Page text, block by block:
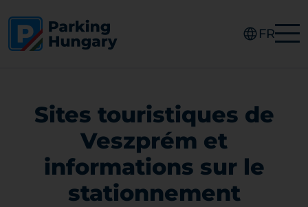
FR
Sites touristiques de
Veszprém et
informations sur le
stationnement